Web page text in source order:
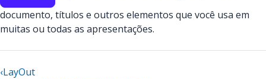
documento, títulos e outros elementos que você usa em
muitas ou todas as apresentações.
‹LayOut